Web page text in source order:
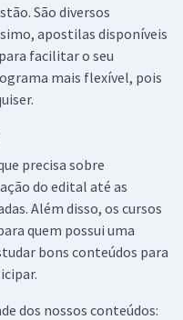
São diversos
apostilas disponíveis
facilitar o seu
mais flexível, pois
precisa sobre
do edital até as
Além disso, os cursos
quem possui uma
bons conteúdos para
dos nossos conteúdos: